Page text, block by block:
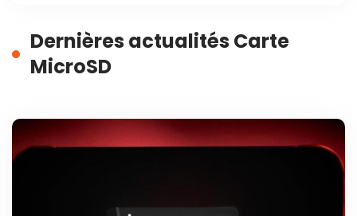
Dernières actualités Carte
MicroSD